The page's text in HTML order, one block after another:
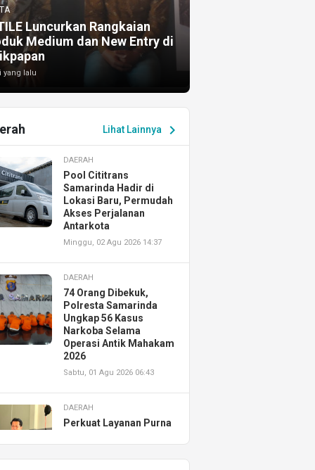
Luncurkan Rangkaian
Medium dan New Entry di
yang lalu
Lihat Lainnya chevron_right
DAERAH
Pool Cititrans
Samarinda Hadir di
Lokasi Baru, Permudah
Akses Perjalanan
Antarkota
Minggu, 02 Agu 2026 14:37
DAERAH
74 Orang Dibekuk,
Polresta Samarinda
Ungkap 56 Kasus
Narkoba Selama
Operasi Antik Mahakam
2026
Sabtu, 01 Agu 2026 06:43
DAERAH
Perkuat Layanan Purna
Resmikan AHASS